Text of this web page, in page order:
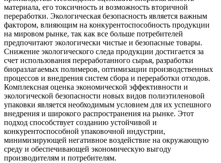
материала, его токсичность и возможность вторичной
переработки. Экологическая безопасность является важным
фактором, влияющим на конкурентоспособность продукции
на мировом рынке, так как все больше потребителей
предпочитают экологически чистые и безопасные товары.
Снижение экологического следа продукции достигается за
счет использования переработанного сырья, разработки
биоразлагаемых полимеров, оптимизации производственных
процессов и внедрения систем сбора и переработки отходов.
Комплексная оценка экономической эффективности и
экологической безопасности новых видов полиэтиленовой
упаковки является необходимым условием для их успешного
внедрения и широкого распространения на рынке. Этот
подход способствует созданию устойчивой и
конкурентоспособной упаковочной индустрии,
минимизирующей негативное воздействие на окружающую
среду и обеспечивающей экономическую выгоду
производителям и потребителям.